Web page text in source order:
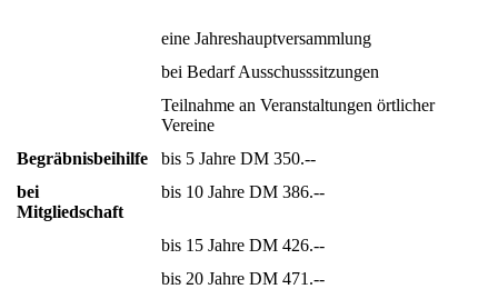
eine Jahreshauptversammlung
bei Bedarf Ausschusssitzungen
Teilnahme an Veranstaltungen örtlicher
Vereine
Begräbnisbeihilfe
bis 5 Jahre DM 350.--
bei
Mitgliedschaft
bis 10 Jahre DM 386.--
bis 15 Jahre DM 426.--
bis 20 Jahre DM 471.--